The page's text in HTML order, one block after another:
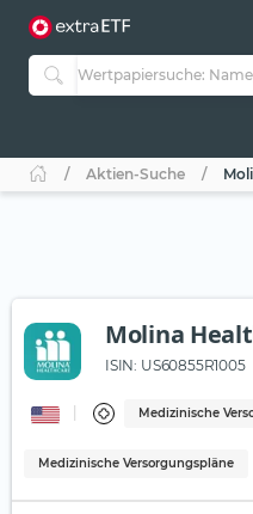
Aktien-Suche
Molina
ISIN: US60855R1005
Medizinische
Medizinische Versorgungspläne